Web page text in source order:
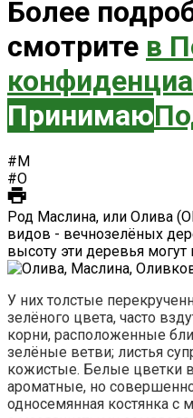
Более
смотрите в
Принимаю
#М
#О
Род Маслина, или Олива
видов - вечнозелёных
высоту эти деревья
У них толстые
зелёного цвета, часто
корни, расположенные
зелёные ветви; листья
кожистые. Белые цветки
ароматные, но
односемянная костянка с